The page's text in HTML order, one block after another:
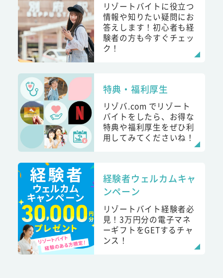
リゾートバイトに役立つ
情報や知りたい疑問にお
答えします！初心者も経
験者の方も今すぐチェッ
ク！
特典・福利厚生
リゾバ.com でリゾート
バイトをしたら、お得な
特典や福利厚生をぜひ利
用してみてくださいね！
経験者ウェルカムキャ
ンペーン
リゾートバイト経験者必
見！3万円分の電子マネ
ーギフトをGETするチャ
ンス！